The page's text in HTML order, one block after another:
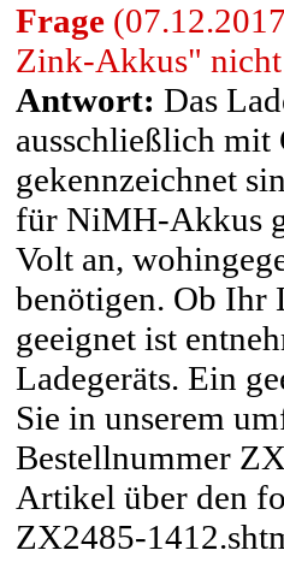
Frage
Zink-Akkus" nicht
Antwort: Das
ausschließlich
gekennzeichnet
für NiMH-Akkus
Volt an,
benötigen. Ob Ihr
geeignet ist
Ladegeräts. Ein
Sie in unserem
Bestellnummer
Artikel über den
ZX2485-